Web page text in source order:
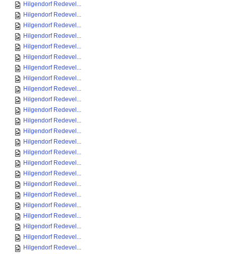
Hilgendorf Redevel...
Hilgendorf Redevel...
Hilgendorf Redevel...
Hilgendorf Redevel...
Hilgendorf Redevel...
Hilgendorf Redevel...
Hilgendorf Redevel...
Hilgendorf Redevel...
Hilgendorf Redevel...
Hilgendorf Redevel...
Hilgendorf Redevel...
Hilgendorf Redevel...
Hilgendorf Redevel...
Hilgendorf Redevel...
Hilgendorf Redevel...
Hilgendorf Redevel...
Hilgendorf Redevel...
Hilgendorf Redevel...
Hilgendorf Redevel...
Hilgendorf Redevel...
Hilgendorf Redevel...
Hilgendorf Redevel...
Hilgendorf Redevel...
Hilgendorf Redevel...